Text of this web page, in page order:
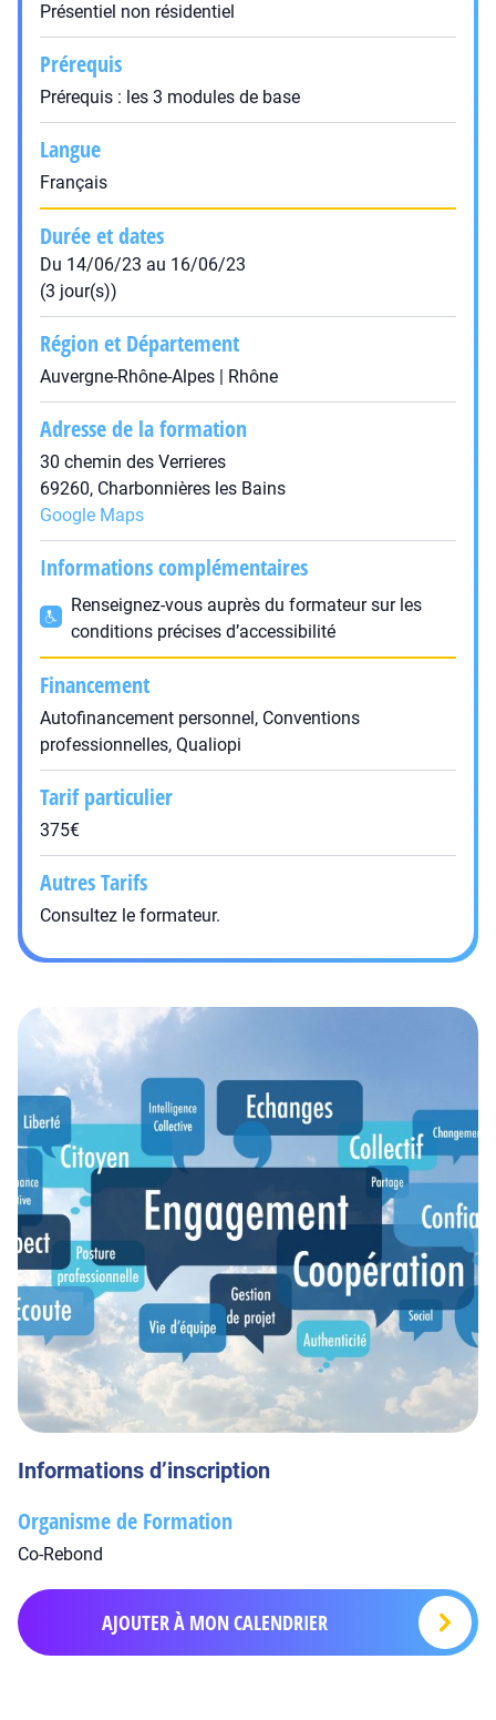
Présentiel non résidentiel
Prérequis
Prérequis : les 3 modules de base
Langue
Français
Durée et dates
Du 14/06/23 au 16/06/23
(3 jour(s))
Région et Département
Auvergne-Rhône-Alpes | Rhône
Adresse de la formation
30 chemin des Verrieres
69260, Charbonnières les Bains
Google Maps
Informations complémentaires
Renseignez-vous auprès du formateur sur les
conditions précises d’accessibilité
Financement
Autofinancement personnel, Conventions
professionnelles, Qualiopi
Tarif particulier
375€
Autres Tarifs
Consultez le formateur.
Informations d’inscription
Organisme de Formation
Co-Rebond
AJOUTER À MON CALENDRIER